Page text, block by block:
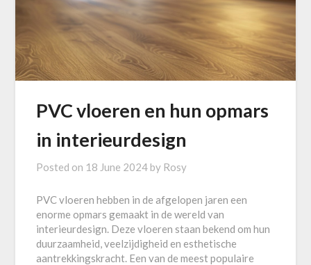
PVC vloeren en hun opmars
in interieurdesign
Posted on 18 June 2024 by Rosy
PVC vloeren hebben in de afgelopen jaren een
enorme opmars gemaakt in de wereld van
interieurdesign. Deze vloeren staan bekend om hun
duurzaamheid, veelzijdigheid en esthetische
aantrekkingskracht. Een van de meest populaire